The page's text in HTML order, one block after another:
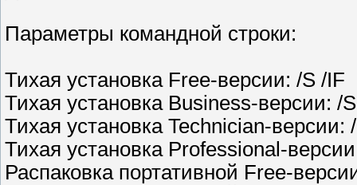
Параметры командной строки:
Тихая установка Free-версии: /S /IF
Тихая установка Business-версии: /
Тихая установка Technician-версии:
Тихая установка Professional-
Распаковка портативной Free-